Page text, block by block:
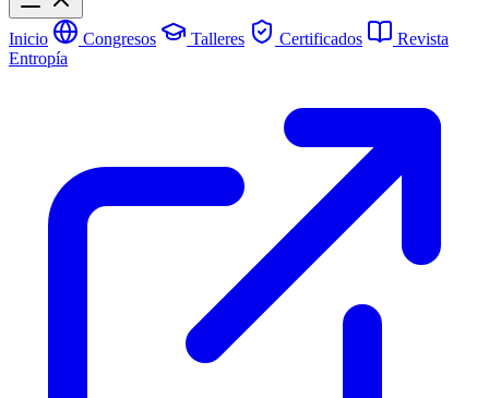
Inicio Congresos Talleres Certificados
Revista
Entropía